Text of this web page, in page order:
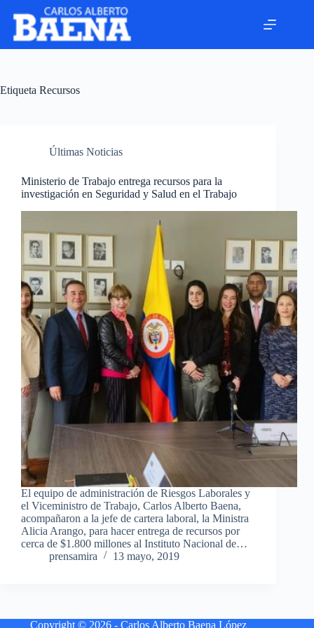
Etiqueta Recursos
Últimas Noticias
Ministerio de Trabajo entrega recursos para la
investigación en Seguridad y Salud en el Trabajo
El equipo de administración de Riesgos Laborales y
el Viceministro de Trabajo, Carlos Alberto Baena,
acompañaron a la jefe de cartera laboral, la Ministra
Alicia Arango, para hacer entrega de recursos por
cerca de $1.800 millones al Instituto Nacional de…
prensamira
13 mayo, 2019
Copyright © 2026 - Carlos Alberto Baena López